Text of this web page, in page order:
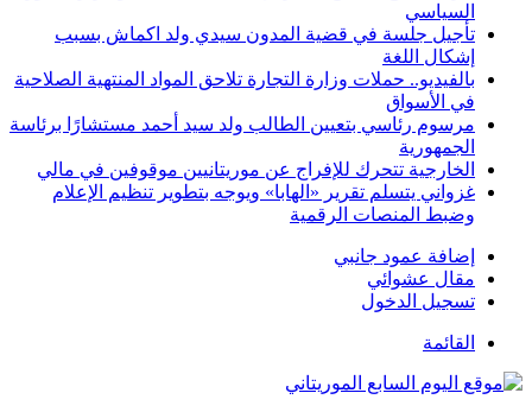
السياسي
تأجيل جلسة في قضية المدون سيدي ولد اكماش بسبب
إشكال اللغة
بالفيديو.. حملات وزارة التجارة تلاحق المواد المنتهية الصلاحية
في الأسواق
مرسوم رئاسي بتعيين الطالب ولد سيد أحمد مستشارًا برئاسة
الجمهورية
الخارجية تتحرك للإفراج عن موريتانيين موقوفين في مالي
غزواني يتسلم تقرير «الهابا» ويوجه بتطوير تنظيم الإعلام
وضبط المنصات الرقمية
إضافة عمود جانبي
مقال عشوائي
تسجيل الدخول
القائمة